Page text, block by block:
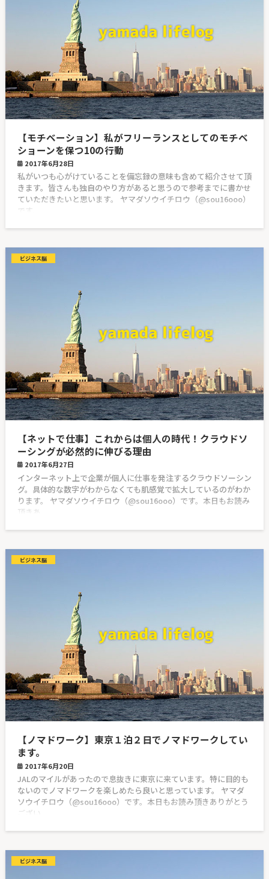
【モチベーション】私がフリーランスとしてのモチベ
ショーンを保つ10の行動
2017年6月28日
私がいつも心がけていることを備忘録の意味も含めて紹介させて頂
きます。皆さんも独自のやり方があると思うので参考までに書かせ
ていただきたいと思います。 ヤマダソウイチロウ（@sou16ooo）
です。
ビジネス脳
【ネットで仕事】これからは個人の時代！クラウドソ
ーシングが必然的に伸びる理由
2017年6月27日
インターネット上で企業が個人に仕事を発注するクラウドソーシン
グ。具体的な数字がわからなくても肌感覚で拡大しているのがわか
ります。 ヤマダソウイチロウ（@sou16ooo）です。本日もお読み
頂きあ
ビジネス脳
【ノマドワーク】東京１泊２日でノマドワークしてい
ます。
2017年6月20日
JALのマイルがあったので息抜きに東京に来ています。特に目的も
ないのでノマドワークを楽しめたら良いと思っています。 ヤマダ
ソウイチロウ（@sou16ooo）です。本日もお読み頂きありがとう
ござい
ビジネス脳